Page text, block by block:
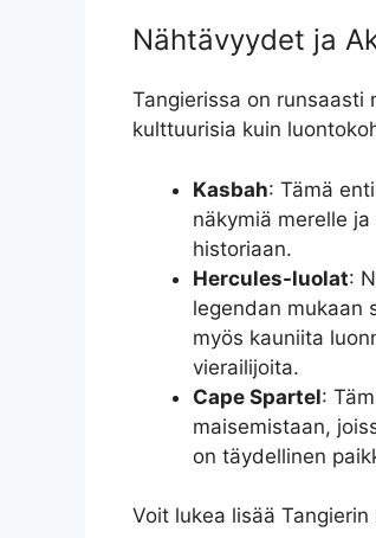
Nähtävyydet ja
Tangierissa on runsaasti
kulttuurisia kuin
Kasbah: Tämä
näkymiä merelle
historiaan.
Hercules-luolat:
legendan mukaan
myös kauniita
vierailijoita.
Cape Spartel:
maisemistaan,
on täydellinen
Voit lukea lisää